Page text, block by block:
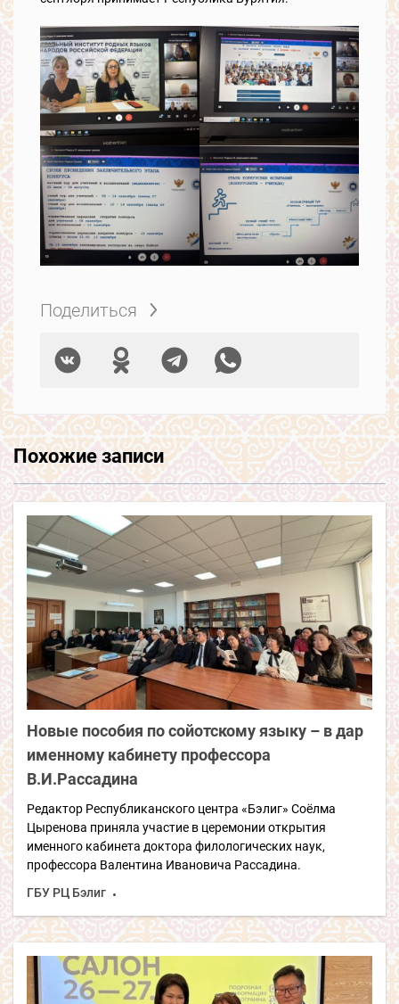
Поделиться
Похожие записи
Новые пособия по сойотскому языку – в дар
именному кабинету профессора
В.И.Рассадина
Редактор Республиканского центра «Бэлиг» Соёлма
Цыренова приняла участие в церемонии открытия
именного кабинета доктора филологических наук,
профессора Валентина Ивановича Рассадина.
ГБУ РЦ Бэлиг